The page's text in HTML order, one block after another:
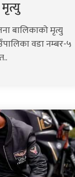
बालिकाको मृत्यु
वडा नम्बर-५